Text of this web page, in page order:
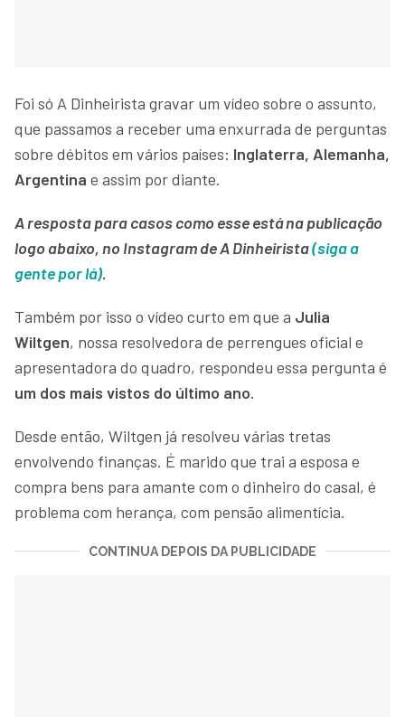
Foi só A Dinheirista gravar um vídeo sobre o assunto,
que passamos a receber uma enxurrada de perguntas
sobre débitos em vários países: Inglaterra, Alemanha,
Argentina e assim por diante.
A resposta para casos como esse está na publicação
logo abaixo, no Instagram de A Dinheirista(siga a
gente por lá).
Também por isso o vídeo curto em que a Julia
Wiltgen, nossa resolvedora de perrengues oficial e
apresentadora do quadro, respondeu essa pergunta é
um dos mais vistos do último ano.
Desde então, Wiltgen já resolveu várias tretas
envolvendo finanças. É marido que trai a esposa e
compra bens para amante com o dinheiro do casal, é
problema com herança, com pensão alimentícia.
CONTINUA DEPOIS DA PUBLICIDADE